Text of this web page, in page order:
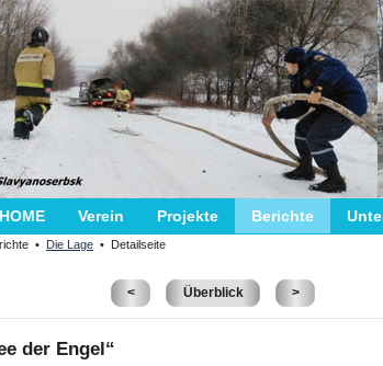
HOME Verein Projekte Berichte
• Die Lage • Detailseite
< Überblick >
der Engel“